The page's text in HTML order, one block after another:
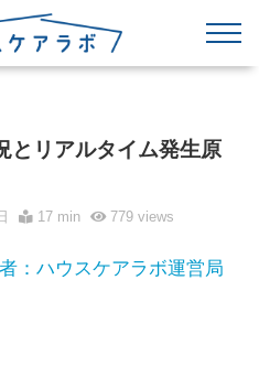
とリアルタイム発生原
17 min 779views
：ハウスケアラボ運営局